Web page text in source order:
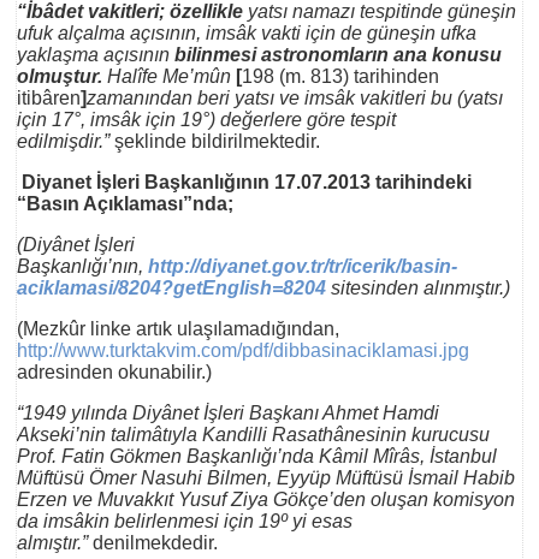
“İbâdet vakitleri; özellikle yatsı namazı tespitinde güneşin
ufuk alçalma açısının, imsâk vakti için de güneşin ufka
yaklaşma açısının bilinmesi astronomların ana konusu
olmuştur. Halîfe Me’mûn [198 (m. 813) tarihinden
itibâren]zamanından beri yatsı ve imsâk vakitleri bu (yatsı
için 17°, imsâk için 19°) değerlere göre tespit
edilmişdir.”şeklinde bildirilmektedir.
Diyanet İşleri Başkanlığının 17.07.2013 tarihindeki
“Basın Açıklaması”nda;
(Diyânet İşleri
Başkanlığı’nın, http://diyanet.gov.tr/tr/icerik/basin-
aciklamasi/8204?getEnglish=8204 sitesinden alınmıştır.)
(Mezkûr linke artık ulaşılamadığından,
http://www.turktakvim.com/pdf/dibbasinaciklamasi.jpg
adresinden okunabilir.)
“1949 yılında Diyânet İşleri Başkanı Ahmet Hamdi
Akseki’nin talimâtıyla Kandilli Rasathânesinin kurucusu
Prof. Fatin Gökmen Başkanlığı’nda Kâmil Mîrâs, İstanbul
Müftüsü Ömer Nasuhi Bilmen, Eyyüp Müftüsü İsmail Habib
Erzen ve Muvakkıt Yusuf Ziya Gökçe’den oluşan komisyon
da imsâkin belirlenmesi için 19º yi esas
almıştır.”denilmekdedir.